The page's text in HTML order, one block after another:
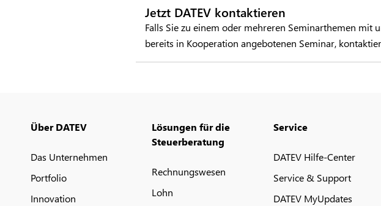
Jetzt DATEV kontaktieren
Falls Sie zu einem oder mehreren Seminarthemen
bereits in Kooperation angebotenen Seminar,
Über DATEV
Das Unternehmen
Portfolio
Innovation
Lösungen für die
Steuerberatung
Rechnungswesen
Lohn
Service
DATEV Hilfe-Center
Service & Support
DATEV MyUpdates